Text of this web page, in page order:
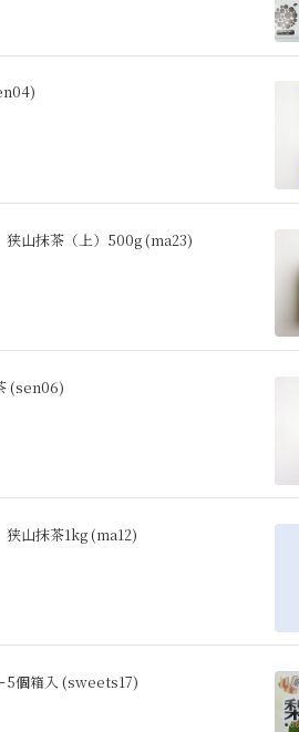
山抹茶（上）500g (ma23)
(sen06)
山抹茶1kg (ma12)
5個箱入 (sweets17)